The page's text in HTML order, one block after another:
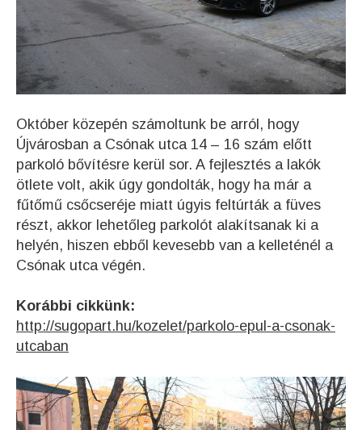
Október közepén számoltunk be arról, hogy
Újvárosban a Csónak utca 14 – 16 szám előtt
parkoló bővítésre kerül sor. A fejlesztés a lakók
ötlete volt, akik úgy gondolták, hogy ha már a
fűtőmű csőcseréje miatt úgyis feltúrták a füves
részt, akkor lehetőleg parkolót alakítsanak ki a
helyén, hiszen ebből kevesebb van a kelleténél a
Csónak utca végén.
Korábbi cikkünk:
http://sugopart.hu/kozelet/parkolo-epul-a-csonak-
utcaban